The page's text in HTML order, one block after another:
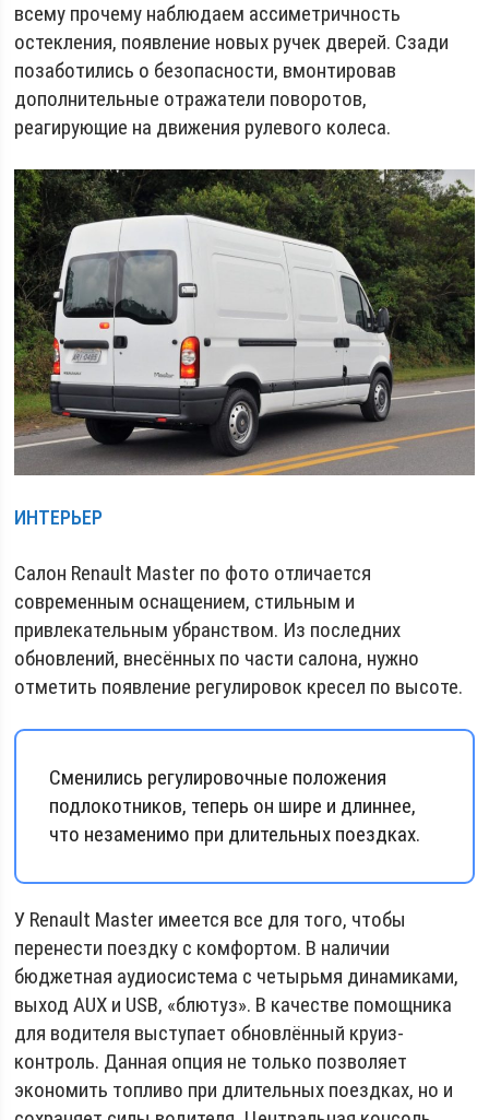
всему прочему наблюдаем ассиметричность
остекления, появление новых ручек дверей. Сзади
позаботились о безопасности, вмонтировав
дополнительные отражатели поворотов,
реагирующие на движения рулевого колеса.
ИНТЕРЬЕР
Салон Renault Master по фото отличается
современным оснащением, стильным и
привлекательным убранством. Из последних
обновлений, внесённых по части салона, нужно
отметить появление регулировок кресел по высоте.
Сменились регулировочные положения
подлокотников, теперь он шире и длиннее,
что незаменимо при длительных поездках.
У Renault Master имеется все для того, чтобы
перенести поездку с комфортом. В наличии
бюджетная аудиосистема с четырьмя динамиками,
выход AUX и USB, «блютуз». В качестве помощника
для водителя выступает обновлённый круиз-
контроль. Данная опция не только позволяет
экономить топливо при длительных поездках, но и